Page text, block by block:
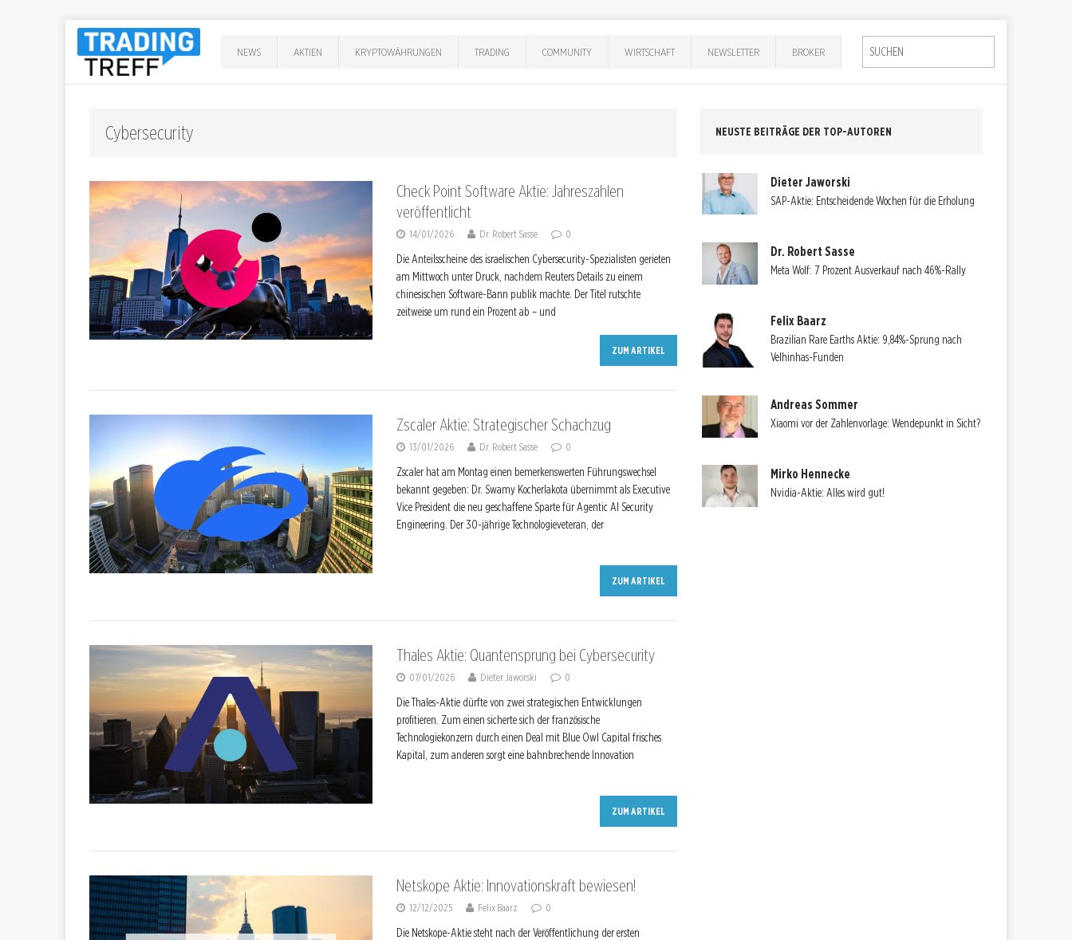
NEWS AKTIEN KRYPTOWÄHRUNGEN TRADING COMMUNITY WIRTSCHAFT NEWSLETTER BROKER
Cybersecurity
Check Point Software Aktie: Jahreszahlen
veröffentlicht
14/01/2026 Dr. Robert Sasse 0
Die Anteilsscheine des israelischen Cybersecurity-Spezialisten gerieten
am Mittwoch unter Druck, nachdem Reuters Details zu einem
chinesischen Software-Bann publik machte. Der Titel rutschte
zeitweise um rund ein Prozent ab – und
ZUM ARTIKEL
Zscaler Aktie: Strategischer Schachzug
13/01/2026 Dr. Robert Sasse 0
Zscaler hat am Montag einen bemerkenswerten Führungswechsel
bekannt gegeben: Dr. Swamy Kocherlakota übernimmt als Executive
Vice President die neu geschaffene Sparte für Agentic AI Security
Engineering. Der 30-jährige Technologieveteran, der
ZUM ARTIKEL
Thales Aktie: Quantensprung bei Cybersecurity
07/01/2026 Dieter Jaworski 0
Die Thales-Aktie dürfte von zwei strategischen Entwicklungen
profitieren. Zum einen sicherte sich der französische
Technologiekonzern durch einen Deal mit Blue Owl Capital frisches
Kapital, zum anderen sorgt eine bahnbrechende Innovation
ZUM ARTIKEL
Netskope Aktie: Innovationskraft bewiesen!
12/12/2025 Felix Baarz 0
Die Netskope-Aktie steht nach der Veröffentlichung der ersten
NEUSTE BEITRÄGE DER TOP-AUTOREN
Dieter Jaworski
SAP-Aktie: Entscheidende Wochen für die Erholung
Dr. Robert Sasse
Meta Wolf: 7 Prozent Ausverkauf nach 46%-Rally
Felix Baarz
Brazilian Rare Earths Aktie: 9,84%-Sprung nach
Velhinhas-Funden
Andreas Sommer
Xiaomi vor der Zahlenvorlage: Wendepunkt in Sicht?
Mirko Hennecke
Nvidia-Aktie: Alles wird gut!